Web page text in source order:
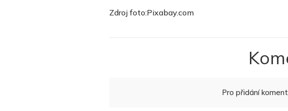
Zdroj foto:Pixabay.com
Pro přidání